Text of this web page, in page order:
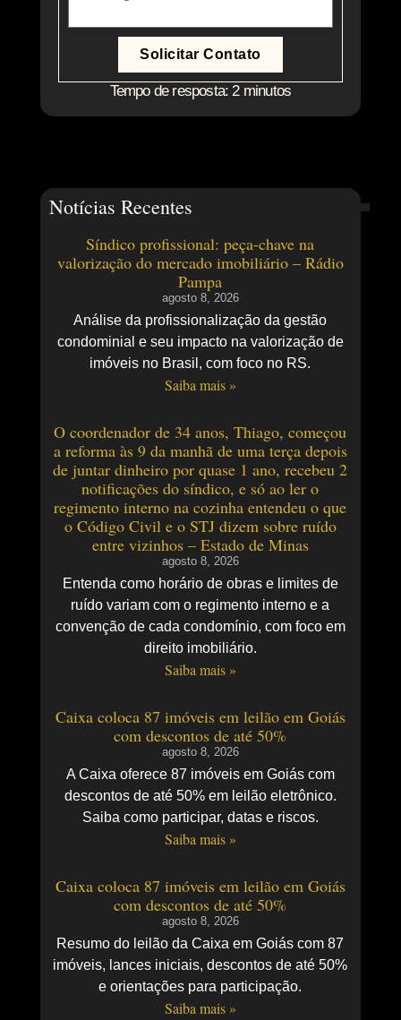
Solicitar Contato
Tempo de resposta: 2 minutos
Notícias Recentes
Síndico profissional: peça-chave na
valorização do mercado imobiliário – Rádio
Pampa
agosto 8, 2026
Análise da profissionalização da gestão
condominial e seu impacto na valorização de
imóveis no Brasil, com foco no RS.
Saiba mais »
O coordenador de 34 anos, Thiago, começou
a reforma às 9 da manhã de uma terça depois
de juntar dinheiro por quase 1 ano, recebeu 2
notificações do síndico, e só ao ler o
regimento interno na cozinha entendeu o que
o Código Civil e o STJ dizem sobre ruído
entre vizinhos – Estado de Minas
agosto 8, 2026
Entenda como horário de obras e limites de
ruído variam com o regimento interno e a
convenção de cada condomínio, com foco em
direito imobiliário.
Saiba mais »
Caixa coloca 87 imóveis em leilão em Goiás
com descontos de até 50%
agosto 8, 2026
A Caixa oferece 87 imóveis em Goiás com
descontos de até 50% em leilão eletrônico.
Saiba como participar, datas e riscos.
Saiba mais »
Caixa coloca 87 imóveis em leilão em Goiás
com descontos de até 50%
agosto 8, 2026
Resumo do leilão da Caixa em Goiás com 87
imóveis, lances iniciais, descontos de até 50%
e orientações para participação.
Saiba mais »